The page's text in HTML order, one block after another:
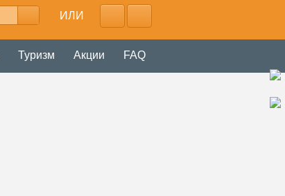
ИЛИ
Туризм Акции FAQ